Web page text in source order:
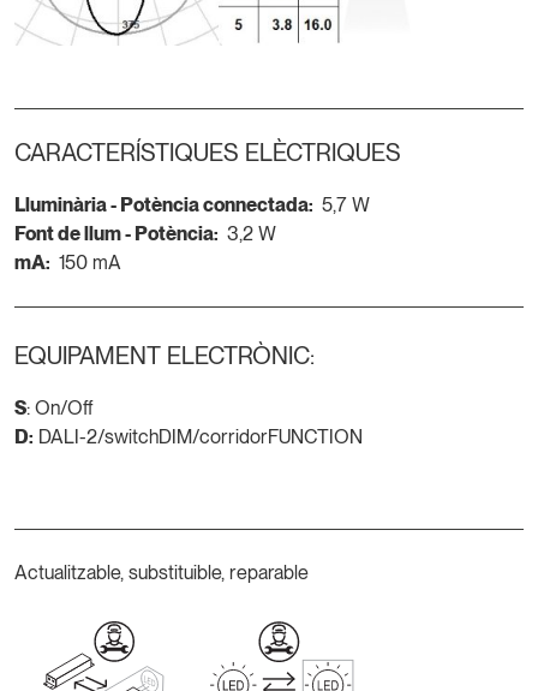
CARACTERÍSTIQUES ELÈCTRIQUES
Lluminària - Potència connectada: 5,7 W
Font de llum - Potència: 3,2 W
mA: 150 mA
EQUIPAMENT ELECTRÒNIC:
S: On/Off
D: DALI-2/switchDIM/corridorFUNCTION
Actualitzable, substituible, reparable